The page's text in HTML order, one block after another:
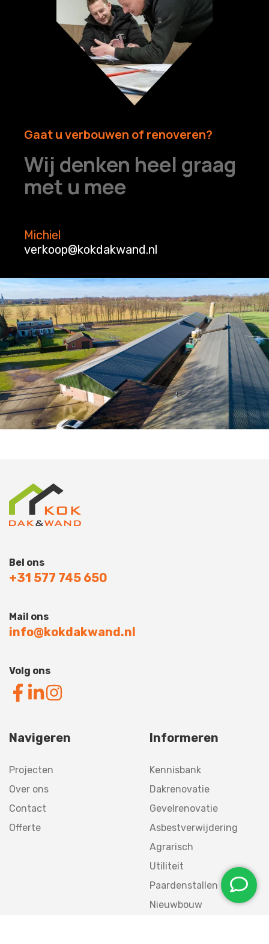
Gaat u verbouwen of renoveren?
Wij denken heel graag
met u mee
Michiel
verkoop@kokdakwand.nl
Bel ons
+31 577 745 650
Mail ons
info@kokdakwand.nl
Volg ons
Navigeren
Projecten
Over ons
Contact
Offerte
Informeren
Kennisbank
Dakrenovatie
Gevelrenovatie
Asbestverwijdering
Agrarisch
Utiliteit
Paardenstallen
Nieuwbouw